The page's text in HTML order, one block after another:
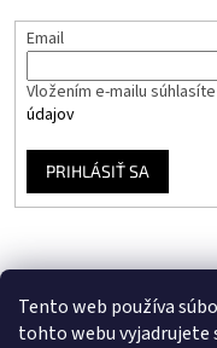
Tento web používa
tohto webu vyjadrujete
Email
Vložením e-mailu
údajov
PRIHLÁSIŤ SA